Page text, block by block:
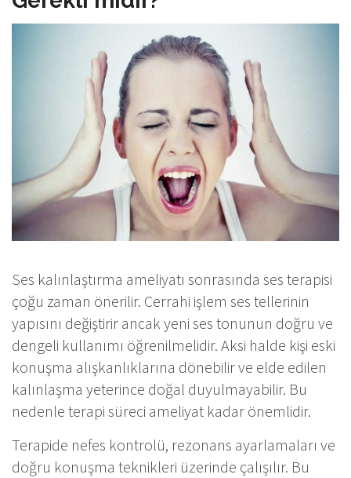
Ses kalınlaştırma ameliyatı sonrasında ses terapisi
çoğu zaman önerilir. Cerrahi işlem ses tellerinin
yapısını değiştirir ancak yeni ses tonunun doğru ve
dengeli kullanımı öğrenilmelidir. Aksi halde kişi eski
konuşma alışkanlıklarına dönebilir ve elde edilen
kalınlaşma yeterince doğal duyulmayabilir. Bu
nedenle terapi süreci ameliyat kadar önemlidir.
Terapide nefes kontrolü, rezonans ayarlamaları ve
doğru konuşma teknikleri üzerinde çalışılır. Bu